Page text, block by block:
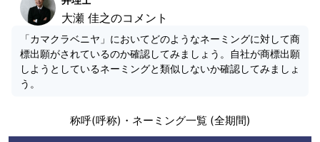
大瀬 佳之のコメント
「カマクラベニヤ」においてどのようなネーミングに対して商
標出願がされているのか確認してみましょう。自社が商標出願
しようとしているネーミングと類似しないか確認してみましょ
う。
称呼(呼称)・ネーミング一覧 (全期間)